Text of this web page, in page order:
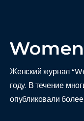
Женский журнал
году. В течение
опубликовали